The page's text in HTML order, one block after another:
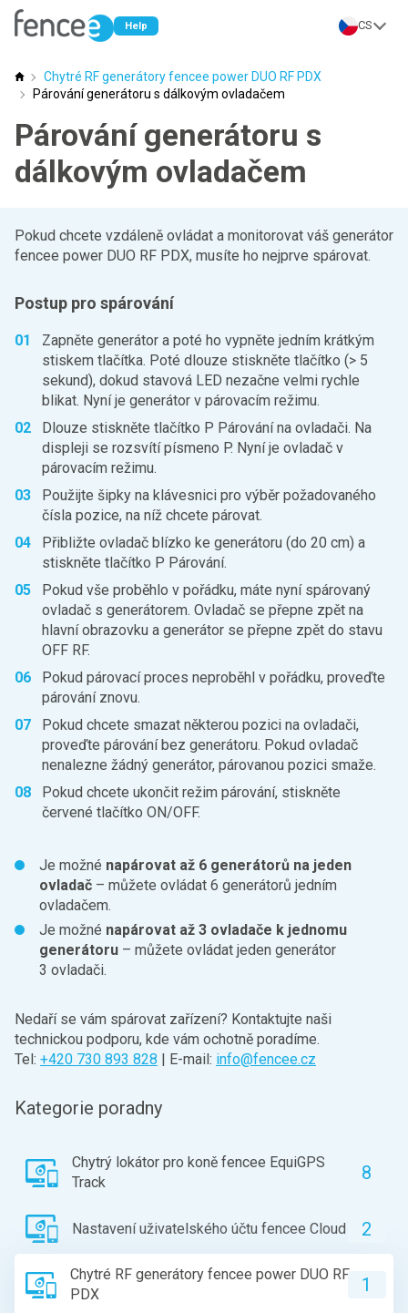
Help CS
Poradna fencee
Chytré RF generátory fencee power DUO RF PDX
Párování generátoru s dálkovým ovladačem
Párování generátoru s
dálkovým ovladačem
Pokud chcete vzdáleně ovládat a monitorovat váš generátor
fencee power DUO RF PDX, musíte ho nejprve spárovat.
Postup pro spárování
Zapněte generátor a poté ho vypněte jedním krátkým
stiskem tlačítka. Poté dlouze stiskněte tlačítko (> 5
sekund), dokud stavová LED nezačne velmi rychle
blikat. Nyní je generátor v párovacím režimu.
Dlouze stiskněte tlačítko P Párování na ovladači. Na
displeji se rozsvítí písmeno P. Nyní je ovladač v
párovacím režimu.
Použijte šipky na klávesnici pro výběr požadovaného
čísla pozice, na níž chcete párovat.
Přibližte ovladač blízko ke generátoru (do 20 cm) a
stiskněte tlačítko P Párování.
Pokud vše proběhlo v pořádku, máte nyní spárovaný
ovladač s generátorem. Ovladač se přepne zpět na
hlavní obrazovku a generátor se přepne zpět do stavu
OFF RF.
Pokud párovací proces neproběhl v pořádku, proveďte
párování znovu.
Pokud chcete smazat některou pozici na ovladači,
proveďte párování bez generátoru. Pokud ovladač
nenalezne žádný generátor, párovanou pozici smaže.
Pokud chcete ukončit režim párování, stiskněte
červené tlačítko ON/OFF.
Je možné napárovat až 6 generátorů na jeden
ovladač – můžete ovládat 6 generátorů jedním
ovladačem.
Je možné napárovat až 3 ovladače k jednomu
generátoru – můžete ovládat jeden generátor
3 ovladači.
Nedaří se vám spárovat zařízení? Kontaktujte naši
technickou podporu, kde vám ochotně poradíme.
Tel: +420 730 893 828 | E-mail: info@fencee.cz
Kategorie poradny
Chytrý lokátor pro koně fencee EquiGPS
Track
8
Nastavení uživatelského účtu fencee Cloud 2
Chytré RF generátory fencee power DUO RF
PDX
1